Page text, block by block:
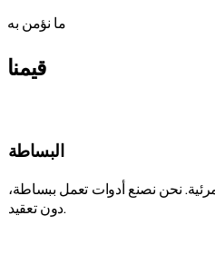
ما نؤمن به
قيمنا
البساطة
نحن نصنع أدوات تعمل ببساطة،
دون تعقيد.